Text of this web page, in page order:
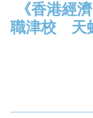
《香港經
職津校 天